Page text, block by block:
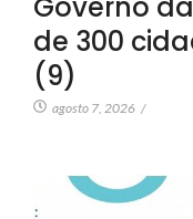
de 300
(9)
agosto 7, 2026 /